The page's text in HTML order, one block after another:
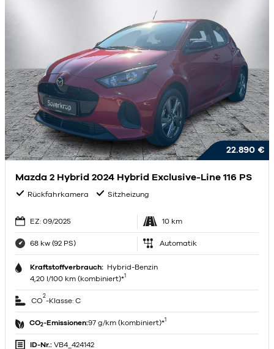
22.890 €
Mazda 2 Hybrid 2024 Hybrid Exclusive-Line 116 PS
Rückfahrkamera Sitzheizung
EZ: 09/2025 10 km
68 kw (92 PS) Automatik
Kraftstoffverbrauch: Hybrid-Benzin
4,20 l/100 km (kombiniert)*1
CO
2
-Klasse: C
CO2-Emissionen:97 g/km (kombiniert)*1
ID-Nr.: VB4_424142